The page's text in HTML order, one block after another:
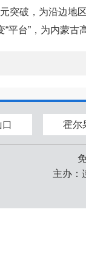
突破，为沿边地
“平台”，为内蒙古
口 霍尔
主办：